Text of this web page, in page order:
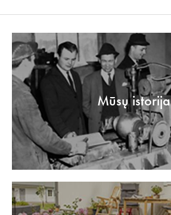
Mūsų istorija